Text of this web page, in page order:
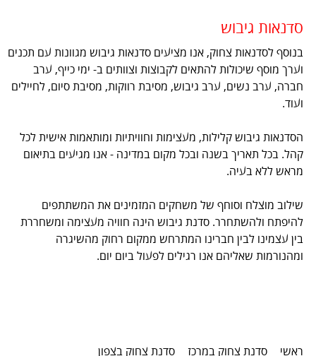
סדנאות גיבוש
בנוסף לסדנאות צחוק, אנו מציעים סדנאות גיבוש מגוונות עם תכנים
וערך מוסף שיכולות להתאים לקבוצות וצוותים ב- ימי כייף, ערב
חברה, ערב נשים, ערב גיבוש, מסיבת רווקות, מסיבת סיום, לחיילים
ועוד.
הסדנאות גיבוש קלילות, מעצימות וחוויתיות ומותאמות אישית לכל
קהל. בכל תאריך בשנה ובכל מקום במדינה - אנו מגיעים בתיאום
מראש ללא בעיה.
שילוב מוצלח וסוחף של משחקים המזמינים את המשתתפים
להיפתח ולהשתחרר. סדנת גיבוש הינה חוויה מעצימה ומשחררת
בין עצמינו לבין חברינו המתרחש ממקום רחוק מהשיגרה
ומהנורמות שאליהם אנו רגילים לפעול ביום יום.
ראשי סדנת צחוק במרכז סדנת צחוק בצפון